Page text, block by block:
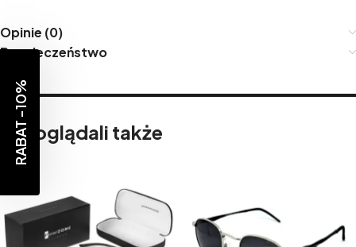
Opinie (0)
Bezpieczeństwo
Inni oglądali także
RABAT -10%